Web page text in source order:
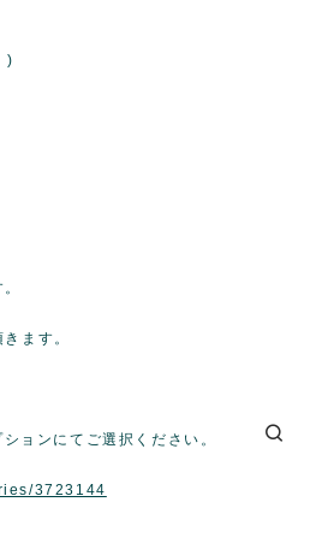
)
ます。
ョンにてご選択ください。
3723144